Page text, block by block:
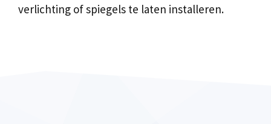
verlichting of spiegels te laten installeren.